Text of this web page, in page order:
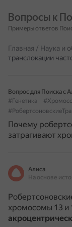
Вопросы к
Примеры ответов
Главная / Наука и
транслокации
Вопрос для Поиска с
#Генетика
Почему
затрагивают
Алиса
хромосомы 13 и